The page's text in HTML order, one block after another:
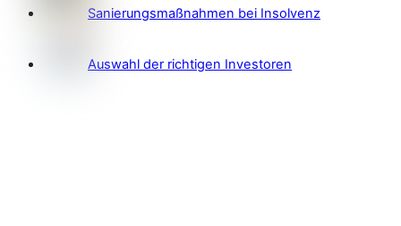
Sanierungsmaßnahmen bei Insolvenz
Auswahl der richtigen Investoren